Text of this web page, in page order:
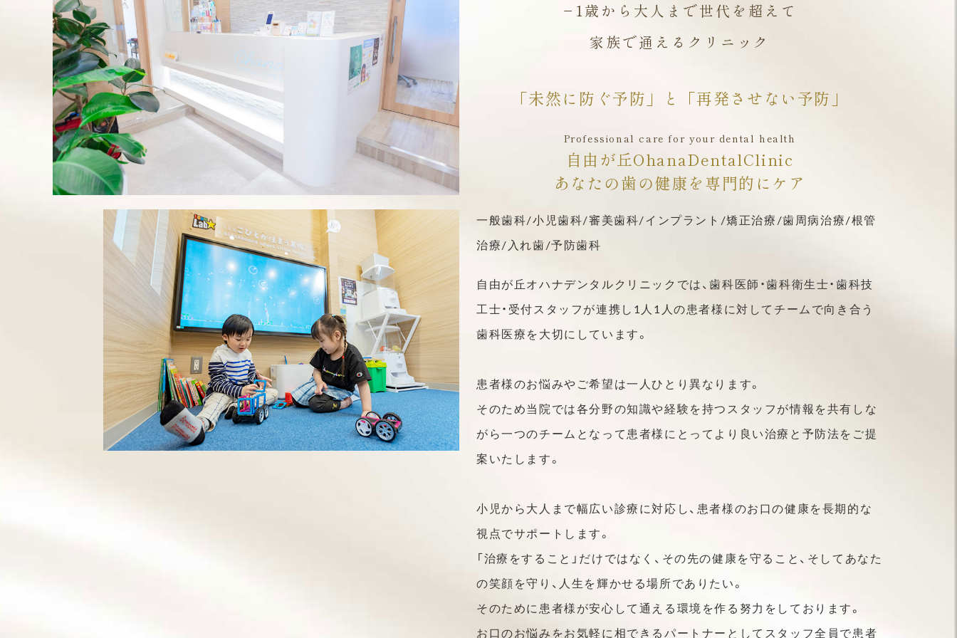
−1歳から大人まで世代を超えて
家族で通えるクリニック
「未然に防ぐ予防」と「再発させない予防」
Professional care for your dental health
自由が丘OhanaDentalClinic
あなたの歯の健康を専門的にケア
一般歯科/小児歯科/審美歯科/インプラント/矯正治療/歯周病治療/根管
治療/入れ歯/予防歯科
自由が丘オハナデンタルクリニックでは、歯科医師・歯科衛生士・歯科技
工士・受付スタッフが連携し1人1人の患者様に対してチームで向き合う
歯科医療を大切にしています。
患者様のお悩みやご希望は一人ひとり異なります。
そのため当院では各分野の知識や経験を持つスタッフが情報を共有しな
がら一つのチームとなって患者様にとってより良い治療と予防法をご提
案いたします。
小児から大人まで幅広い診療に対応し、患者様のお口の健康を長期的な
視点でサポートします。
「治療をすること」だけではなく、その先の健康を守ること、そしてあなた
の笑顔を守り、人生を輝かせる場所でありたい。
そのために患者様が安心して通える環境を作る努力をしております。
お口のお悩みをお気軽に相できるパートナーとしてスタッフ全員で患者